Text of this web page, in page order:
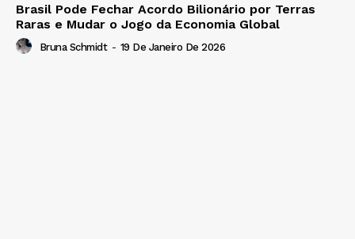
Brasil Pode Fechar Acordo Bilionário por Terras
Raras e Mudar o Jogo da Economia Global
Bruna Schmidt - 19 De Janeiro De 2026